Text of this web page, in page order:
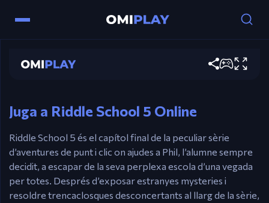
Riddle School 5
Ratolí – Punt & Clic per moure’t, interactuar i
Juga a Riddle School 5 Online
Riddle School 5 és el capítol final de la peculiar sèrie
d’aventures de punt i clic on ajudes a Phil, l’alumne sempre
decidit, a escapar de la seva perplexa escola d’una vegada
per totes. Després d’exposar estranyes mysteries i
resoldre trencaclosques desconcertants al llarg de la sèrie,